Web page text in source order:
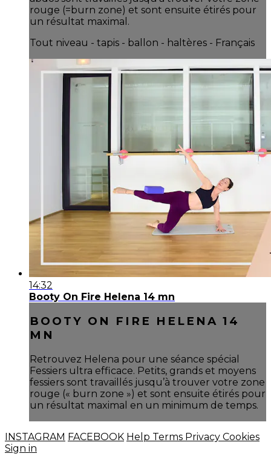
rouge (=burn zone) et sont ensuite étirés pour
un résultat maximal.
Tout niveau - tapis - ballon - haltères - Français
14:32
Booty On Fire Helena 14 mn
BOOTY ON FIRE HELENA 14
MN
Retrouvez Helena pour une séance spécial
Fessiers ultra efficace. Petits, grands et moyens
fessiers sont travaillés jusqu’à trouver votre zone
rouge (« burn zone ») et sont ensuite étirés pour
un résultat maximal en un minimum de temps.
INSTAGRAM FACEBOOK Help Terms Privacy Cookies
Sign in